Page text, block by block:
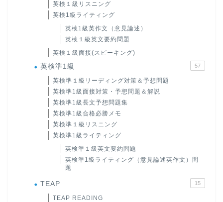
英検１級リスニング
英検1級ライティング
英検1級英作文（意見論述）
英検１級英文要約問題
英検１級面接(スピーキング)
英検準1級 57
英検準１級リーディング対策＆予想問題
英検準1級面接対策・予想問題＆解説
英検準1級長文予想問題集
英検準1級合格必勝メモ
英検準１級リスニング
英検準1級ライティング
英検準１級英文要約問題
英検準1級ライティング（意見論述英作文）問
題
TEAP 15
TEAP READING